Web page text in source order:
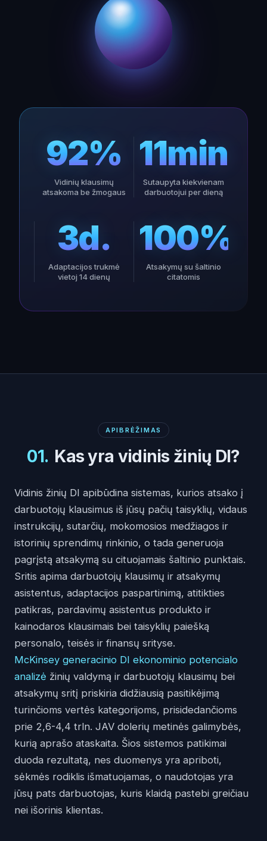
92%
Vidinių klausimų
atsakoma be žmogaus
11min
Sutaupyta kiekvienam
darbuotojui per dieną
3d.
Adaptacijos trukmė
vietoj 14 dienų
100%
Atsakymų su šaltinio
citatomis
APIBRĖŽIMAS
01. Kas yra vidinis žinių DI?
Vidinis žinių DI apibūdina sistemas, kurios atsako į
darbuotojų klausimus iš jūsų pačių taisyklių, vidaus
instrukcijų, sutarčių, mokomosios medžiagos ir
istorinių sprendimų rinkinio, o tada generuoja
pagrįstą atsakymą su cituojamais šaltinio punktais.
Sritis apima darbuotojų klausimų ir atsakymų
asistentus, adaptacijos paspartinimą, atitikties
patikras, pardavimų asistentus produkto ir
kainodaros klausimais bei taisyklių paiešką
personalo, teisės ir finansų srityse.
McKinsey generacinio DI ekonominio potencialo
analizė žinių valdymą ir darbuotojų klausimų bei
atsakymų sritį priskiria didžiausią pasitikėjimą
turinčioms vertės kategorijoms, prisidedančioms
prie 2,6-4,4 trln. JAV dolerių metinės galimybės,
kurią aprašo ataskaita. Šios sistemos patikimai
duoda rezultatą, nes duomenys yra apriboti,
sėkmės rodiklis išmatuojamas, o naudotojas yra
jūsų pats darbuotojas, kuris klaidą pastebi greičiau
nei išorinis klientas.